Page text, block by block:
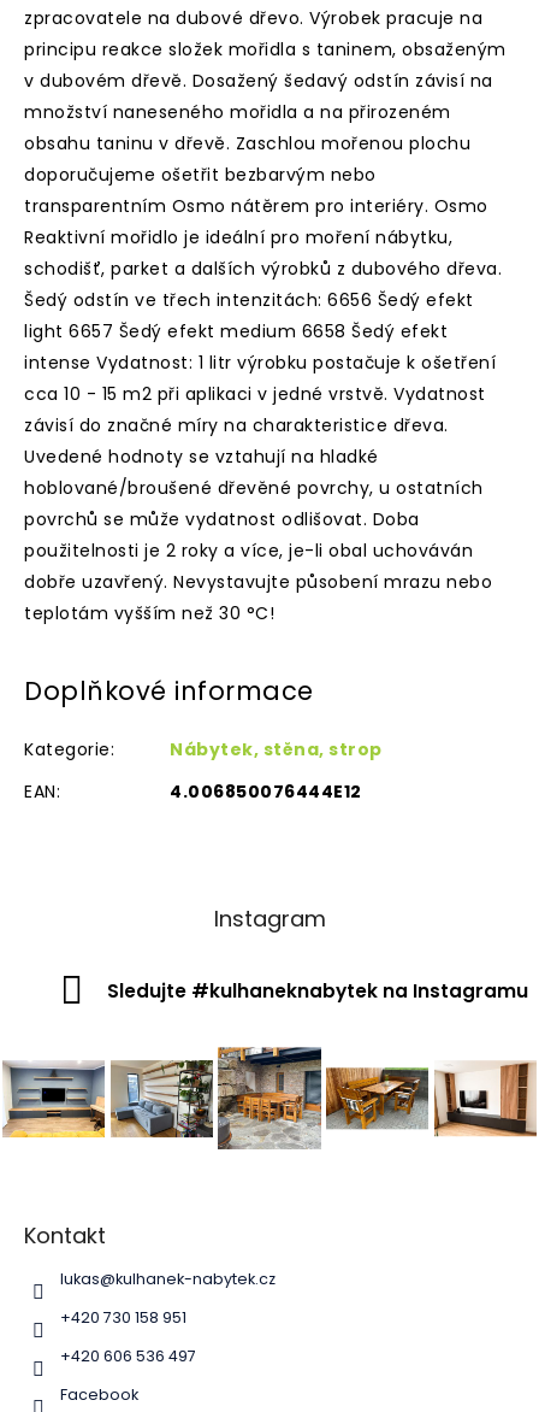
zpracovatele na dubové dřevo. Výrobek pracuje na
principu reakce složek mořidla s taninem, obsaženým
v dubovém dřevě. Dosažený šedavý odstín závisí na
množství naneseného mořidla a na přirozeném
obsahu taninu v dřevě. Zaschlou mořenou plochu
doporučujeme ošetřit bezbarvým nebo
transparentním Osmo nátěrem pro interiéry. Osmo
Reaktivní mořidlo je ideální pro moření nábytku,
schodišť, parket a dalších výrobků z dubového dřeva.
Šedý odstín ve třech intenzitách: 6656 Šedý efekt
light 6657 Šedý efekt medium 6658 Šedý efekt
intense Vydatnost: 1 litr výrobku postačuje k ošetření
cca 10 - 15 m2 při aplikaci v jedné vrstvě. Vydatnost
závisí do značné míry na charakteristice dřeva.
Uvedené hodnoty se vztahují na hladké
hoblované/broušené dřevěné povrchy, u ostatních
povrchů se může vydatnost odlišovat. Doba
použitelnosti je 2 roky a více, je-li obal uchováván
dobře uzavřený. Nevystavujte působení mrazu nebo
teplotám vyšším než 30 °C!
Doplňkové informace
Kategorie:
Nábytek, stěna, strop
EAN: 4.006850076444E12
Instagram
Sledujte #kulhaneknabytek na Instagramu
Kontakt
lukas@kulhanek-nabytek.cz
+420 730 158 951
+420 606 536 497
Facebook